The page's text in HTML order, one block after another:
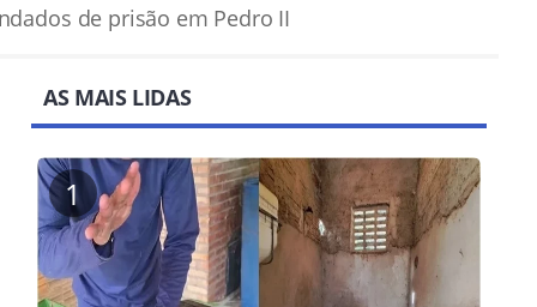
de prisão em Pedro II
AS MAIS LIDAS
1